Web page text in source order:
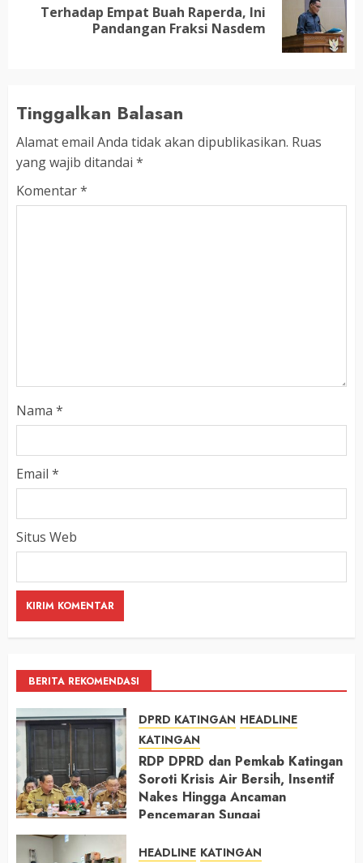
NextTerhadap Empat Buah Raperda, Ini
Pandangan Fraksi Nasdem
Tinggalkan Balasan
Alamat email Anda tidak akan dipublikasikan. Ruas
yang wajib ditandai *
Komentar*
Nama *
Email *
Situs Web
BERITA REKOMENDASI
DPRD KATINGAN HEADLINE
KATINGAN
RDP DPRD dan Pemkab Katingan
Soroti Krisis Air Bersih, Insentif
Nakes Hingga Ancaman
Pencemaran Sungai
HEADLINE KATINGAN